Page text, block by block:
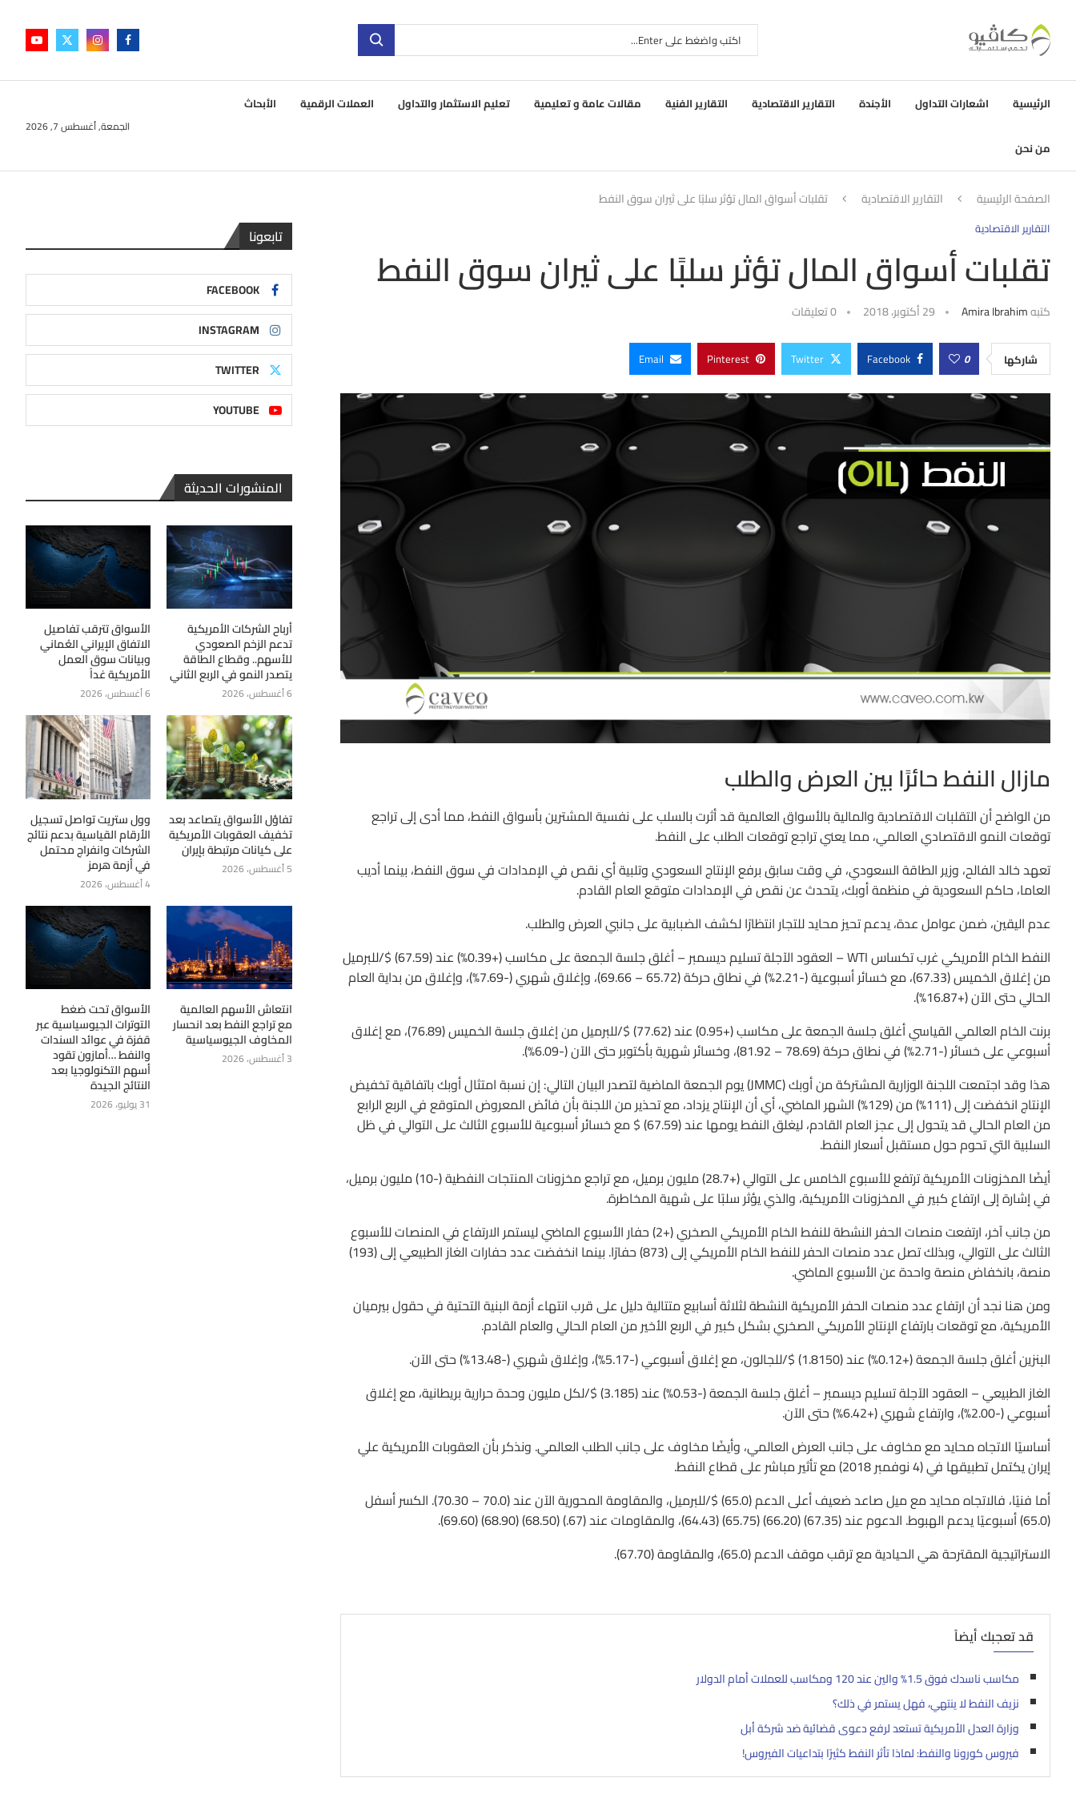
الرئيسية اشعارات التداول الأجندة التقارير الاقتصادية التقارير الفنية مقالات عامة و تعليمية تعليم الاستثمار والتداول العملات الرقمية الأبحاث
من نحن
الجمعة, أغسطس 7, 2026
الصفحة الرئيسية التقارير الاقتصادية تقلبات أسواق المال تؤثر سلبًا على ثيران سوق النفط
التقارير الاقتصادية
تقلبات أسواق المال تؤثر سلبًا على ثيران سوق النفط
كتبهAmira Ibrahim 29 أكتوبر، 2018 0 تعليقات
شاركها 0
Facebook
Twitter
Pinterest
Email
مازال النفط حائرًا بين العرض والطلب
من الواضح أن التقلبات الاقتصادية والمالية بالأسواق العالمية قد أثرت بالسلب على نفسية المشترين بأسواق النفط، مما أدى إلى تراجع
توقعات النمو الاقتصادي العالمي، مما يعني تراجع توقعات الطلب على النفط.
تعهد خالد الفالح، وزير الطاقة السعودي، في وقت سابق برفع الإنتاج السعودي وتلبية أي نقص في الإمدادات في سوق النفط، بينما أديب
العاما، حاكم السعودية في منظمة أوبك، يتحدث عن نقص في الإمدادات متوقع العام القادم.
عدم اليقين، ضمن عوامل عدة، يدعم تحيز محايد للتجار انتظارًا لكشف الضبابية على جانبي العرض والطلب.
النفط الخام الأمريكي غرب تكساس WTI – العقود الآجلة تسليم ديسمبر – أغلق جلسة الجمعة على مكاسب (+0.39%) عند (67.59) $/للبرميل
من إغلاق الخميس (67.33)، مع خسائر أسبوعية (-2.21%) في نطاق حركة (65.72 – 69.66)، وإغلاق شهري (-7.69%)، وإغلاق من بداية العام
الحالي حتى الآن (+16.87%).
برنت الخام العالمي القياسي أغلق جلسة الجمعة على مكاسب (+0.95) عند (77.62) $/للبرميل من إغلاق جلسة الخميس (76.89)، مع إغلاق
أسبوعي على خسائر (-2.71%) في نطاق حركة (78.69 – 81.92)، وخسائر شهرية بأكتوبر حتى الآن (-6.09%).
هذا وقد اجتمعت اللجنة الوزارية المشتركة من أوبك (JMMC) يوم الجمعة الماضية لتصدر البيان التالي: إن نسبة امتثال أوبك باتفاقية تخفيض
الإنتاج انخفضت إلى (111%) من (129%) الشهر الماضي، أي أن الإنتاج يزداد، مع تحذير من اللجنة بأن فائض المعروض المتوقع في الربع الرابع
من العام الحالي قد يتحول إلى عجز العام القادم، ليغلق النفط يومها عند (67.59) $ مع خسائر أسبوعية للأسبوع الثالث على التوالي في ظل
السلبية التي تحوم حول مستقبل أسعار النفط.
أيضًا المخزونات الأمريكية ترتفع للأسبوع الخامس على التوالي (+28.7) مليون برميل، مع تراجع مخزونات المنتجات النفطية (-10) مليون برميل،
في إشارة إلى ارتفاع كبير في المخزونات الأمريكية، والذي يؤثر سلبًا على شهية المخاطرة.
من جانب آخر، ارتفعت منصات الحفر النشطة للنفط الخام الأمريكي الصخري (+2) حفار الأسبوع الماضي ليستمر الارتفاع في المنصات للأسبوع
الثالث على التوالي، وبذلك تصل عدد منصات الحفر للنفط الخام الأمريكي إلى (873) حفارًا. بينما انخفضت عدد حفارات الغاز الطبيعي إلى (193)
منصة، بانخفاض منصة واحدة عن الأسبوع الماضي.
ومن هنا نجد أن ارتفاع عدد منصات الحفر الأمريكية النشطة لثلاثة أسابيع متتالية دليل على قرب انتهاء أزمة البنية التحتية في حقول بيرميان
الأمريكية، مع توقعات بارتفاع الإنتاج الأمريكي الصخري بشكل كبير في الربع الأخير من العام الحالي والعام القادم.
البنزين أغلق جلسة الجمعة (+0.12%) عند (1.8150) $/للجالون، مع إغلاق أسبوعي (-5.17%)، وإغلاق شهري (-13.48%) حتى الآن.
الغاز الطبيعي – العقود الآجلة تسليم ديسمبر – أغلق جلسة الجمعة (-0.53%) عند (3.185) $/لكل مليون وحدة حرارية بريطانية، مع إغلاق
أسبوعي (-2.00%)، وارتفاع شهري (+6.42%) حتى الآن.
أساسيًا الاتجاه محايد مع مخاوف على جانب العرض العالمي، وأيضًا مخاوف على جانب الطلب العالمي. ونذكر بأن العقوبات الأمريكية علي
إيران يكتمل تطبيقها في (4 نوفمبر 2018) مع تأثير مباشر على قطاع النفط.
أما فنيًا، فالاتجاه محايد مع ميل صاعد ضعيف أعلى الدعم (65.0) $/للبرميل، والمقاومة المحورية الآن عند (70.0 – 70.30). الكسر أسفل
(65.0) أسبوعيًا يدعم الهبوط. الدعوم عند (67.35) (66.20) (65.75) (64.43)، والمقاومات عند (67.) (68.50) (68.90) (69.60).
الاستراتيجية المقترحة هي الحيادية مع ترقب موقف الدعم (65.0)، والمقاومة (67.70).
قد تعجبك أيضاً
مكاسب ناسدك فوق 1.5% والين عند 120 ومكاسب للعملات أمام الدولار
نزيف النفط لا ينتهي، فهل يستمر في ذلك؟
وزارة العدل الأمريكية تستعد لرفع دعوى قضائية ضد شركة أبل
فيروس كورونا والنفط: لماذا تأثر النفط كثيرًا بتداعيات الفيروس!
تابعونا
FACEBOOK
INSTAGRAM
TWITTER
YOUTUBE
المنشورات الحديثة
أرباح الشركات الأمريكية
تدعم الزخم الصعودي
للأسهم.. وقطاع الطاقة
يتصدر النمو في الربع الثاني
6 أغسطس، 2026
الأسواق تترقب تفاصيل
الاتفاق الإيراني العُماني
وبيانات سوق العمل
الأمريكية غداً
6 أغسطس، 2026
تفاؤل الأسواق يتصاعد بعد
تخفيف العقوبات الأمريكية
على كيانات مرتبطة بإيران
5 أغسطس، 2026
وول ستريت تواصل تسجيل
الأرقام القياسية بدعم نتائج
الشركات وانفراج محتمل
في أزمة هرمز
4 أغسطس، 2026
انتعاش الأسهم العالمية
مع تراجع النفط بعد انحسار
المخاوف الجيوسياسية
3 أغسطس، 2026
الأسواق تحت ضغط
التوترات الجيوسياسية عبر
قفزة في عوائد السندات
والنفط …أمازون تقود
أسهم التكنولوجيا بعد
النتائج الجيدة
31 يوليو، 2026